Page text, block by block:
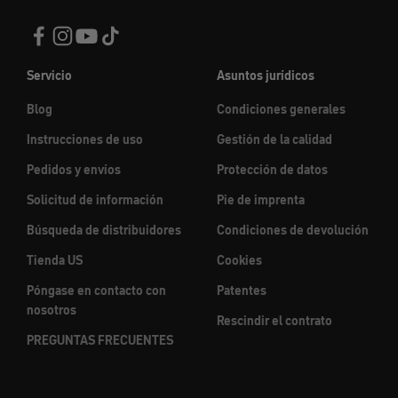
Servicio
Blog
Instrucciones de uso
Pedidos y envíos
Solicitud de información
Búsqueda de distribuidores
Tienda US
Póngase en contacto con
nosotros
PREGUNTAS FRECUENTES
Asuntos jurídicos
Condiciones generales
Gestión de la calidad
Protección de datos
Pie de imprenta
Condiciones de devolución
Cookies
Patentes
Rescindir el contrato